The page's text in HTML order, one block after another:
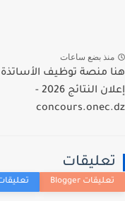
بضع ساعات
منصة توظيف الأساتذة ..
إعلان النتائج 2026 -